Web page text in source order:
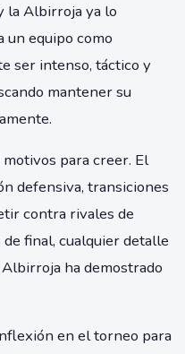
la Albirroja ya lo
un equipo como
ser intenso, táctico y
mantener su
para creer. El
defensiva, transiciones
contra rivales de
final, cualquier detalle
ha demostrado
en el torneo para